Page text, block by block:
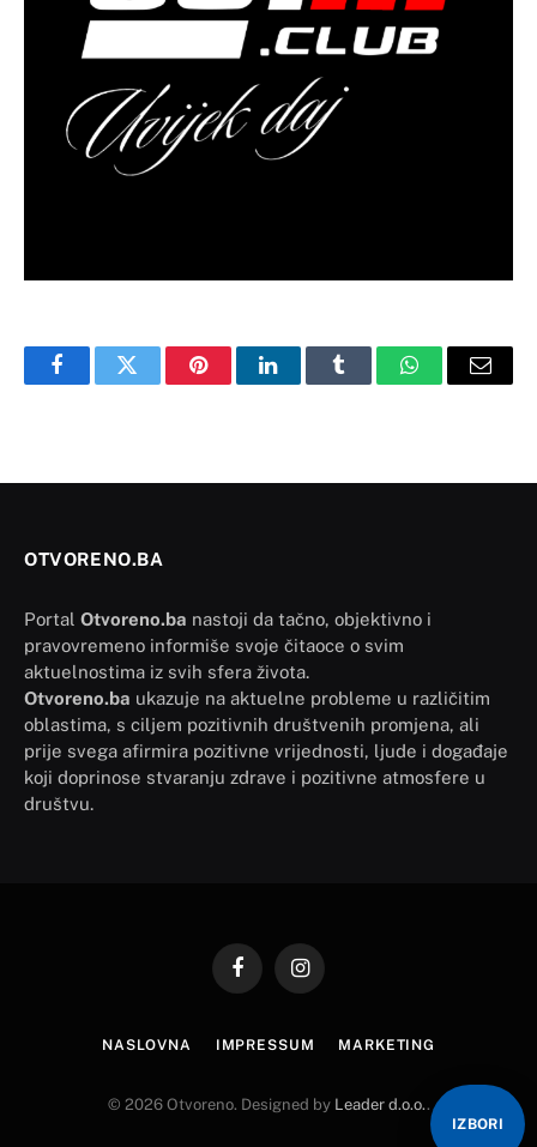
FacebookTwitter PinterestLinkedInTumblr WhatsAppEmail
OTVORENO.BA
Portal Otvoreno.ba nastoji da tačno, objektivno i
pravovremeno informiše svoje čitaoce o svim
aktuelnostima iz svih sfera života.
Otvoreno.ba ukazuje na aktuelne probleme u različitim
oblastima, s ciljem pozitivnih društvenih promjena, ali
prije svega afirmira pozitivne vrijednosti, ljude i događaje
koji doprinose stvaranju zdrave i pozitivne atmosfere u
društvu.
FacebookInstagram
NASLOVNA IMPRESSUM MARKETING
© 2026 Otvoreno. Designed by Leader d.o.o..
IZBORI